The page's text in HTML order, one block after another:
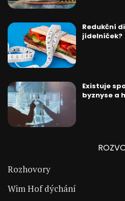
Redukční
jídelníček?
Existuje
byznyse a
Rozhovory
Wim Hof dýchání